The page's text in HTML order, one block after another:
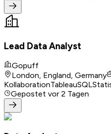
Lead Data Analyst
Gopuff
London, England, Germany
KollaborationTableauSQL
Gepostet vor 2 Tagen